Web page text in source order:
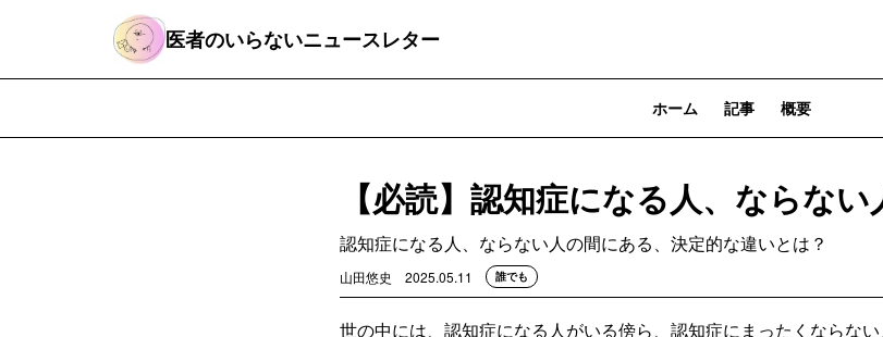
医者のいらないニュースレター
ホーム 記事 概要
【必読】認知症になる人、ならない
認知症になる人、ならない人の間にある、決定的な違いとは？
山田悠史 2025.05.11 誰でも
世の中には、認知症になる人がいる傍ら、認知症にまったくならない